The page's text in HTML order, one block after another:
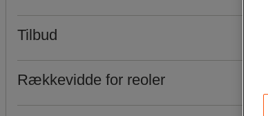
Tilbud
Rækkevidde for reoler